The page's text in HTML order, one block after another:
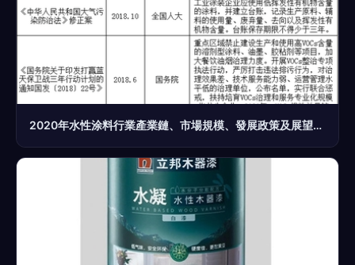
2020年水性涂料行業產業鏈、市場規模、發展政策及展望分析